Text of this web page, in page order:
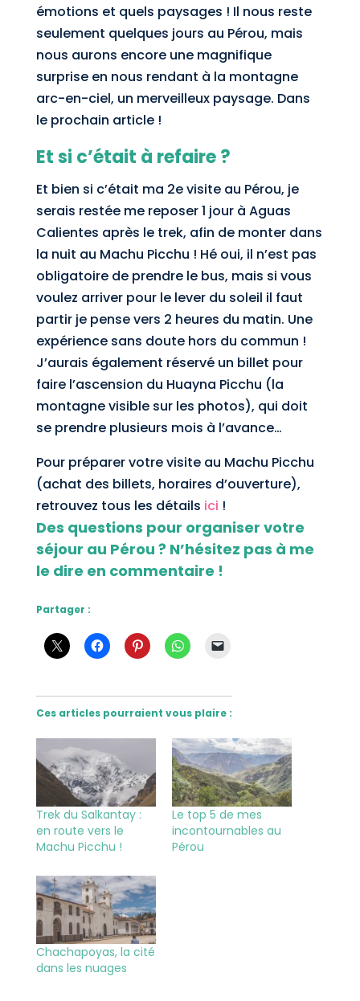
émotions et quels paysages ! Il nous reste
seulement quelques jours au Pérou, mais
nous aurons encore une magnifique
surprise en nous rendant à la montagne
arc-en-ciel, un merveilleux paysage. Dans
le prochain article !
Et si c’était à refaire ?
Et bien si c’était ma 2e visite au Pérou, je
serais restée me reposer 1 jour à Aguas
Calientes après le trek, afin de monter dans
la nuit au Machu Picchu ! Hé oui, il n’est pas
obligatoire de prendre le bus, mais si vous
voulez arriver pour le lever du soleil il faut
partir je pense vers 2 heures du matin. Une
expérience sans doute hors du commun !
J’aurais également réservé un billet pour
faire l’ascension du Huayna Picchu (la
montagne visible sur les photos), qui doit
se prendre plusieurs mois à l’avance…
Pour préparer votre visite au Machu Picchu
(achat des billets, horaires d’ouverture),
retrouvez tous les détails ici !
Des questions pour organiser votre
séjour au Pérou ? N’hésitez pas à me
le dire en commentaire !
Partager :
Ces articles pourraient vous plaire :
Trek du Salkantay :
en route vers le
Machu Picchu !
Le top 5 de mes
incontournables au
Pérou
Chachapoyas, la cité
dans les nuages